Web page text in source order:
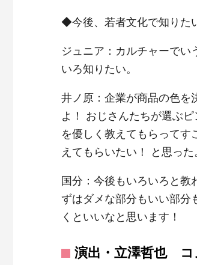
◆今後、若者文化で知りた
ジュニア：カルチャーでい
いろ知りたい。
井ノ原：企業が商品の色を
よ！ おじさんたちが選ぶ
を優しく教えてもらってす
えてもらいたい！ と思った
国分：今後もいろいろと教
ずはダメな部分もいい部分
くといいなと思います！
演出・立澤哲也 コ